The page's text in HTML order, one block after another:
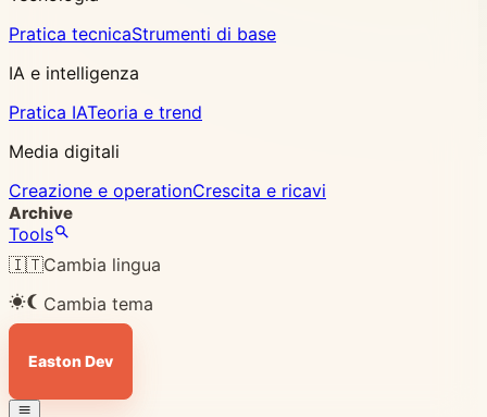
Pratica tecnicaStrumenti di base
IA e intelligenza
Pratica IATeoria e trend
Media digitali
Creazione e operationCrescita e ricavi
Archive
Tools
🇮🇹Cambia lingua
Cambia tema
Easton Dev